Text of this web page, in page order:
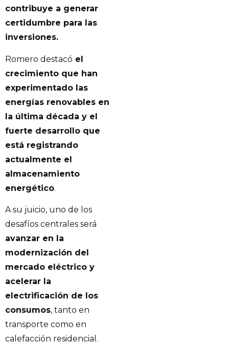
contribuye a generar
certidumbre para las
inversiones.
Romero destacó el
crecimiento que han
experimentado las
energías renovables en
la última década y el
fuerte desarrollo que
está registrando
actualmente el
almacenamiento
energético.
A su juicio, uno de los
desafíos centrales será
avanzar en la
modernización del
mercado eléctrico y
acelerar la
electrificación de los
consumos, tanto en
transporte como en
calefacción residencial.